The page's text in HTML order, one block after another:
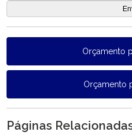
Orçamento
Orçamento
Páginas